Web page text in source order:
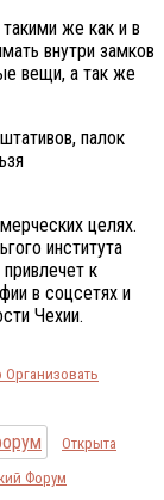
же как и в
внутри замков
вещи, а так же
палок
целях.
института
к
в соцсетях и
Чехии.
Открыта
Форум